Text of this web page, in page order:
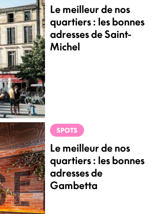
Le meilleur de nos
quartiers : les bonnes
adresses de Saint-
Michel
SPOTS
Le meilleur de nos
quartiers : les bonnes
adresses de
Gambetta